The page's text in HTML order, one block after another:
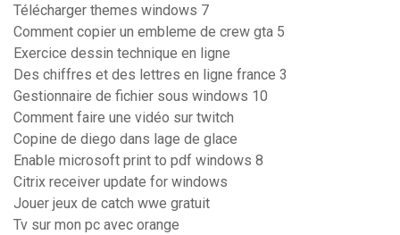
Télécharger themes windows 7
Comment copier un embleme de crew gta 5
Exercice dessin technique en ligne
Des chiffres et des lettres en ligne france 3
Gestionnaire de fichier sous windows 10
Comment faire une vidéo sur twitch
Copine de diego dans lage de glace
Enable microsoft print to pdf windows 8
Citrix receiver update for windows
Jouer jeux de catch wwe gratuit
Tv sur mon pc avec orange